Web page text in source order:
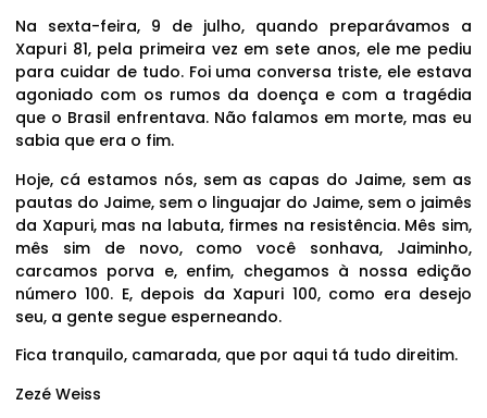
Na sexta-feira, 9 de julho, quando preparávamos a
Xapuri 81, pela primeira vez em sete anos, ele me pediu
para cuidar de tudo. Foi uma conversa triste, ele estava
agoniado com os rumos da doença e com a tragédia
que o Brasil enfrentava. Não falamos em morte, mas eu
sabia que era o fim.
Hoje, cá estamos nós, sem as capas do Jaime, sem as
pautas do Jaime, sem o linguajar do Jaime, sem o jaimês
da Xapuri, mas na labuta, firmes na resistência. Mês sim,
mês sim de novo, como você sonhava, Jaiminho,
carcamos porva e, enfim, chegamos à nossa edição
número 100. E, depois da Xapuri 100, como era desejo
seu, a gente segue esperneando.
Fica tranquilo, camarada, que por aqui tá tudo direitim.
Zezé Weiss